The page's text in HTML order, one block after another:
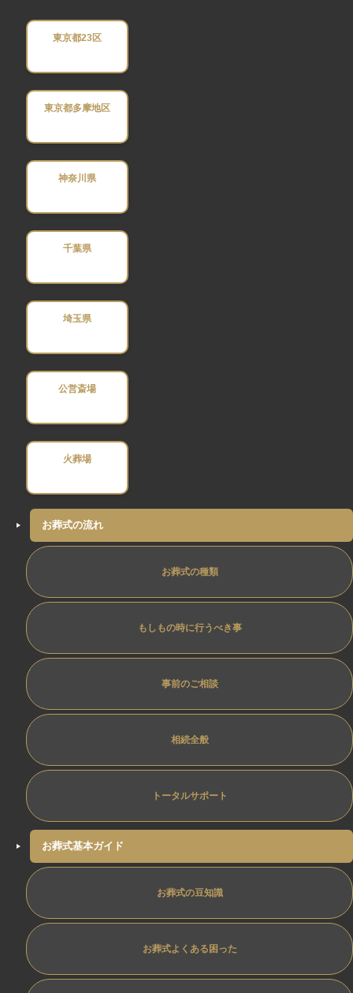
東京都23区
東京都多摩地区
神奈川県
千葉県
埼玉県
公営斎場
火葬場
お葬式の流れ
お葬式の種類
もしもの時に行うべき事
事前のご相談
相続全般
トータルサポート
お葬式基本ガイド
お葬式の豆知識
お葬式よくある困った